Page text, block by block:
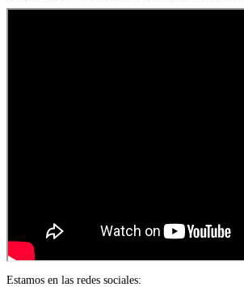
Estamos en las redes sociales: